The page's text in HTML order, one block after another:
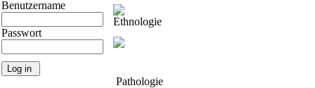
Benutzername
Passwort
Ethnologie
Pathologie